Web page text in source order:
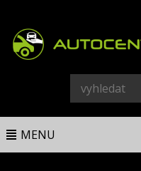
MENU